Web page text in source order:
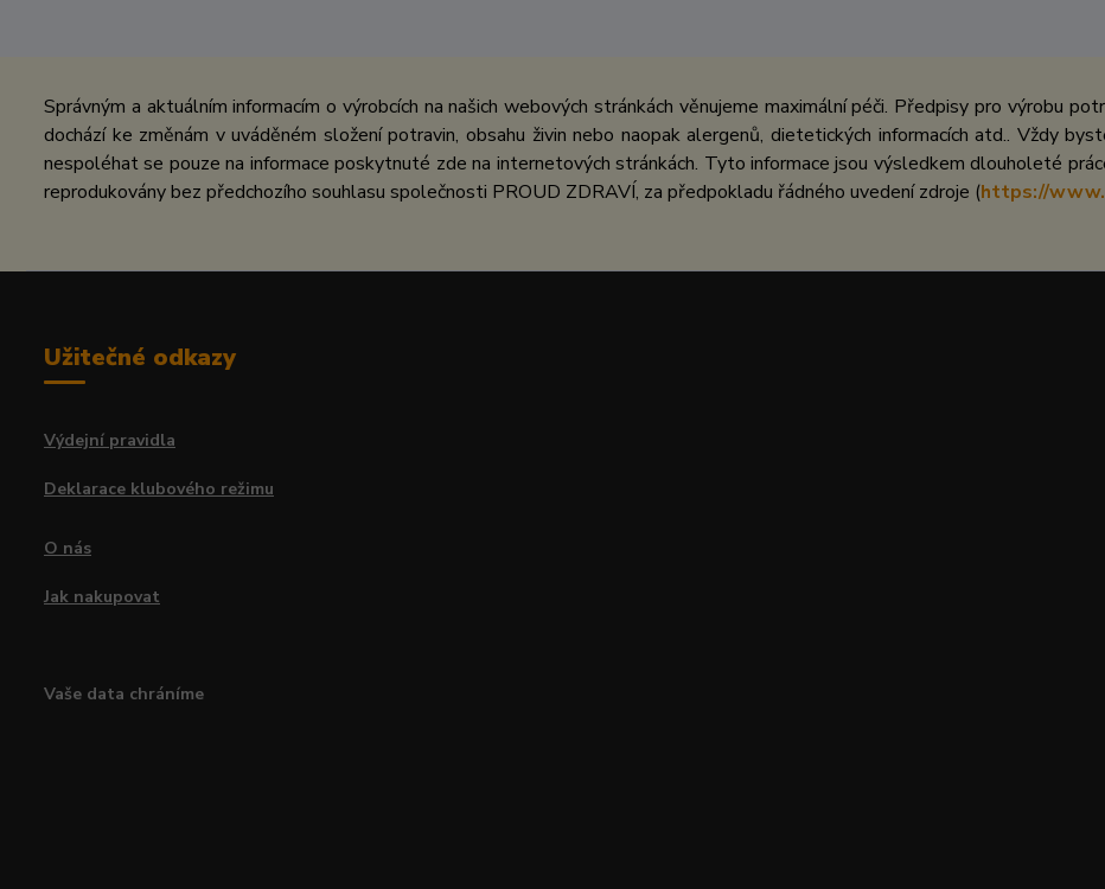
Správným a aktuálním informacím o výrobcích na našich webových stránkách věnujeme maximální péči. Předpisy pro výrobu
dochází ke změnám v uváděném složení potravin, obsahu živin nebo naopak alergenů, dietetických informacích atd.. Vždy
nespoléhat se pouze na informace poskytnuté zde na internetových stránkách. Tyto informace jsou výsledkem dlouholeté
reprodukovány bez předchozího souhlasu společnosti PROUD ZDRAVÍ, za předpokladu řádného uvedení zdroje (https://
Užitečné odkazy
Výdejní pravidla
Deklarace klubového režimu
O nás
Jak nakupovat
Vaše data chráníme